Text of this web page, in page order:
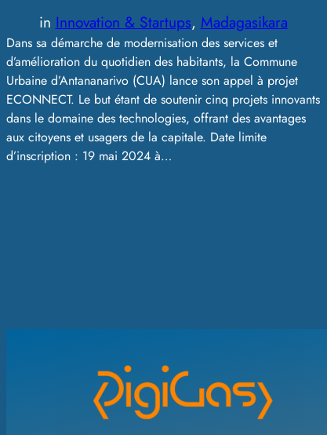
in Innovation & Startups, Madagasikara
Dans sa démarche de modernisation des services et
d’amélioration du quotidien des habitants, la Commune
Urbaine d’Antananarivo (CUA) lance son appel à projet
ECONNECT. Le but étant de soutenir cinq projets innovants
dans le domaine des technologies, offrant des avantages
aux citoyens et usagers de la capitale. Date limite
d’inscription : 19 mai 2024 à…